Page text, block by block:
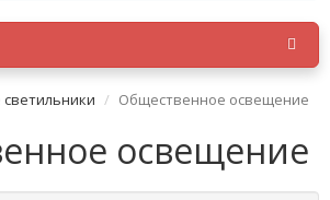
Общественное освещение
освещение